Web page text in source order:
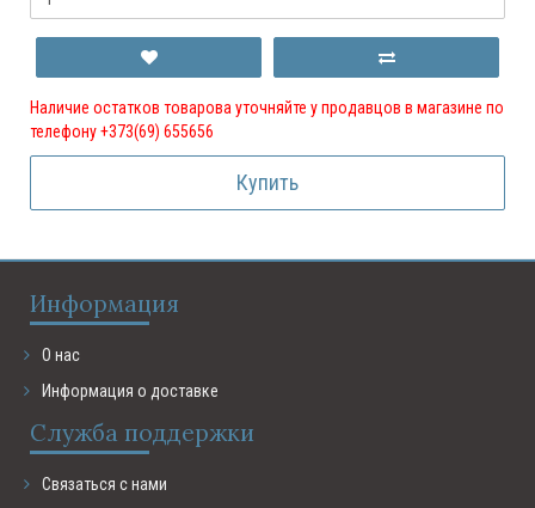
Наличие остатков товарова уточняйте у продавцов в магазине по
телефону +373(69) 655656
Купить
Информация
О нас
Информация о доставке
Служба поддержки
Связаться с нами